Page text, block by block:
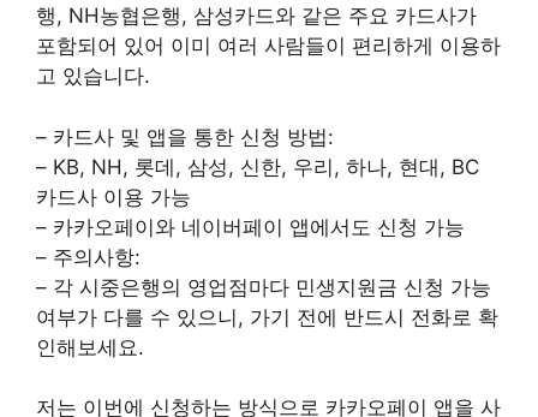
행, NH농협은행, 삼성카드와 같은 주요 카드사가
포함되어 있어 이미 여러 사람들이 편리하게 이용하
고 있습니다.
– 카드사 및 앱을 통한 신청 방법:
– KB, NH, 롯데, 삼성, 신한, 우리, 하나, 현대, BC
카드사 이용 가능
– 카카오페이와 네이버페이 앱에서도 신청 가능
– 주의사항:
– 각 시중은행의 영업점마다 민생지원금 신청 가능
여부가 다를 수 있으니, 가기 전에 반드시 전화로 확
인해보세요.
저는 이번에 신청하는 방식으로 카카오페이 앱을 사